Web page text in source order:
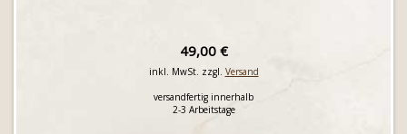
49,00 €
inkl. MwSt. zzgl. Versand
versandfertig innerhalb
2-3 Arbeitstage